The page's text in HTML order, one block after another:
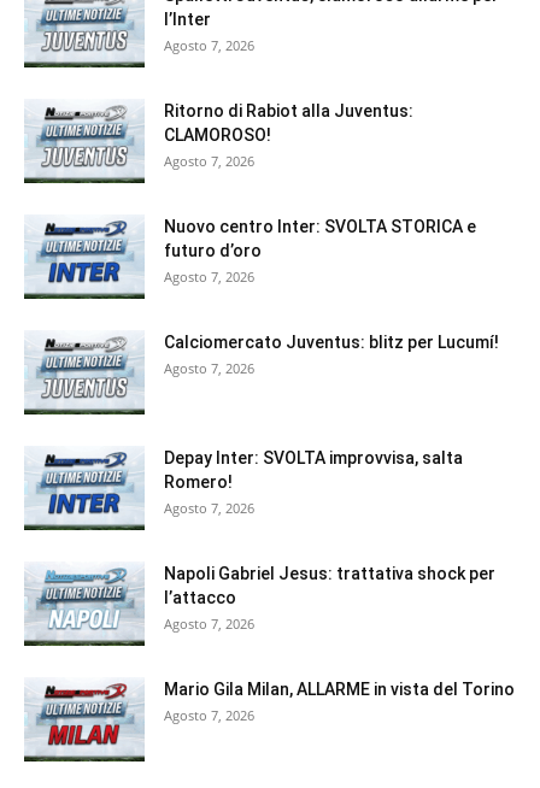
l’Inter
Agosto 7, 2026
Ritorno di Rabiot alla Juventus:
CLAMOROSO!
Agosto 7, 2026
Nuovo centro Inter: SVOLTA STORICA e
futuro d’oro
Agosto 7, 2026
Calciomercato Juventus: blitz per Lucumí!
Agosto 7, 2026
Depay Inter: SVOLTA improvvisa, salta
Romero!
Agosto 7, 2026
Napoli Gabriel Jesus: trattativa shock per
l’attacco
Agosto 7, 2026
Mario Gila Milan, ALLARME in vista del Torino
Agosto 7, 2026